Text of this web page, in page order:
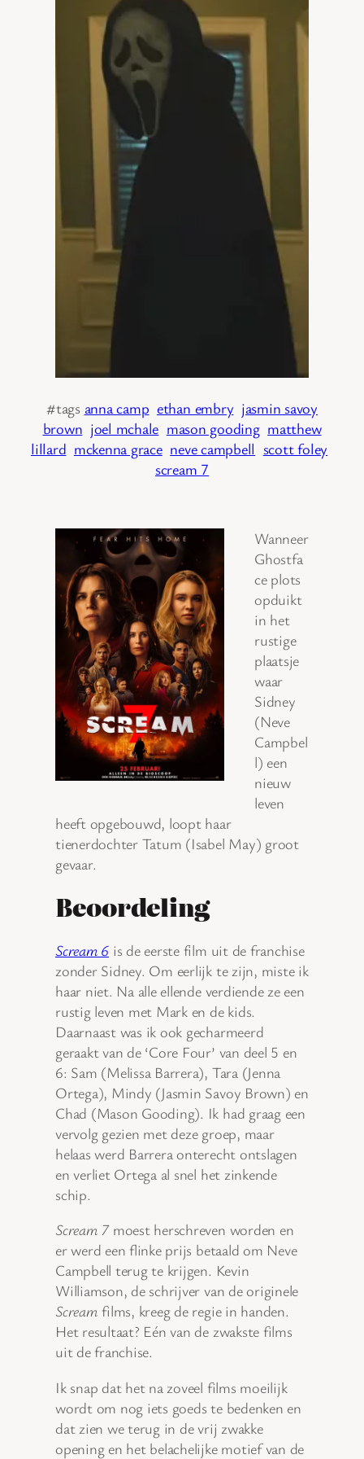
#tags anna camp ethan embry jasmin savoy
brown joel mchale mason gooding matthew
lillard mckenna grace neve campbell scott foley
scream 7
Wanneer
Ghostfa
ce plots
opduikt
in het
rustige
plaatsje
waar
Sidney
(Neve
Campbel
l) een
nieuw
leven
heeft opgebouwd, loopt haar
tienerdochter Tatum (Isabel May) groot
gevaar.
Beoordeling
Scream 6 is de eerste film uit de franchise
zonder Sidney. Om eerlijk te zijn, miste ik
haar niet. Na alle ellende verdiende ze een
rustig leven met Mark en de kids.
Daarnaast was ik ook gecharmeerd
geraakt van de ‘Core Four’ van deel 5 en
6: Sam (Melissa Barrera), Tara (Jenna
Ortega), Mindy (Jasmin Savoy Brown) en
Chad (Mason Gooding). Ik had graag een
vervolg gezien met deze groep, maar
helaas werd Barrera onterecht ontslagen
en verliet Ortega al snel het zinkende
schip.
Scream 7 moest herschreven worden en
er werd een flinke prijs betaald om Neve
Campbell terug te krijgen. Kevin
Williamson, de schrijver van de originele
Scream films, kreeg de regie in handen.
Het resultaat? Eén van de zwakste films
uit de franchise.
Ik snap dat het na zoveel films moeilijk
wordt om nog iets goeds te bedenken en
dat zien we terug in de vrij zwakke
opening en het belachelijke motief van de